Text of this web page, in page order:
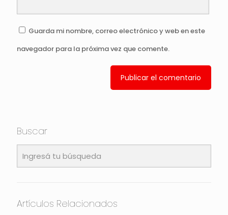
Guarda mi nombre, correo electrónico y web en este
navegador para la próxima vez que comente.
Buscar
Artículos Relacionados